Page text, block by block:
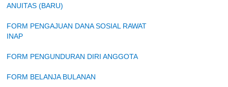
ANUITAS (BARU)
FORM PENGAJUAN DANA SOSIAL RAWAT
INAP
FORM PENGUNDURAN DIRI ANGGOTA
FORM BELANJA BULANAN